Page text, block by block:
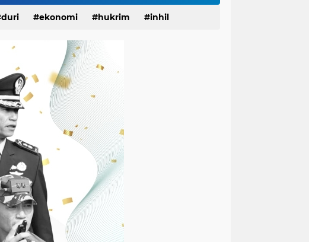
Update! Pasca 1 Ekor Monyet Liar Ditembak Mati, 2 Orang Kembali Jadi Korban
duri ekonomi hukrim inhil
khusus
padang pariwisata
siak solok sosial